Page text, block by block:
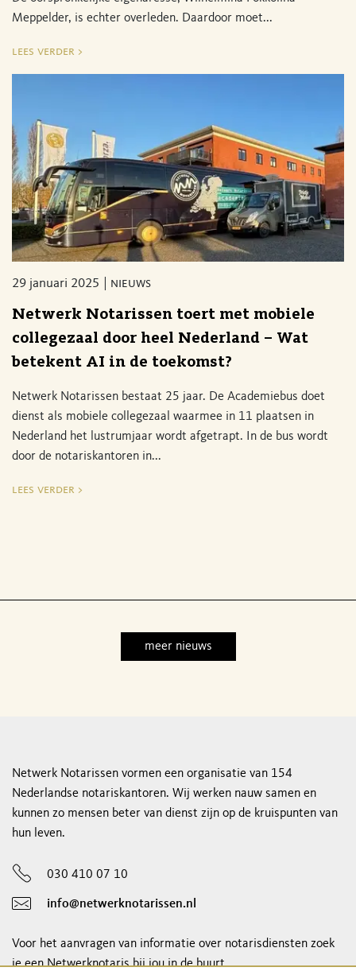
Meppelder, is echter overleden. Daardoor moet...
lees verder >
29 januari 2025 nieuws
Netwerk Notarissen toert met mobiele
collegezaal door heel Nederland – Wat
betekent AI in de toekomst?
Netwerk Notarissen bestaat 25 jaar. De Academiebus doet
dienst als mobiele collegezaal waarmee in 11 plaatsen in
Nederland het lustrumjaar wordt afgetrapt. In de bus wordt
door de notariskantoren in...
lees verder >
meer nieuws
Netwerk Notarissen vormen een organisatie van 154
Nederlandse notariskantoren. Wij werken nauw samen en
kunnen zo mensen beter van dienst zijn op de kruispunten van
hun leven.
030 410 07 10
info@netwerknotarissen.nl
Voor het aanvragen van informatie over notarisdiensten zoek
je een Netwerknotaris bij jou in de buurt.